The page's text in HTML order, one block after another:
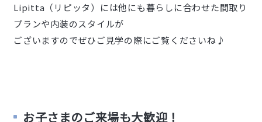
Lipitta（リピッタ）には他にも暮らしに合わせた間取り
プランや内装のスタイルが
ございますのでぜひご見学の際にご覧くださいね♪
お子さまのご来場も大歓迎！